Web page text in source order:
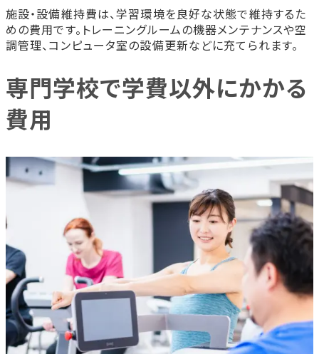
施設・設備維持費は、学習環境を良好な状態で維持するた
めの費用です。トレーニングルームの機器メンテナンスや空
調管理、コンピュータ室の設備更新などに充てられます。
専門学校で学費以外にかかる
費用